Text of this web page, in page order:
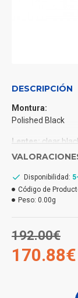
DESCRIPCIÓN
Montura:
Polished Black
Lentes: clear
%
170.88€
192.00€
Disponibilidad:
Código de
Peso: 0.00g